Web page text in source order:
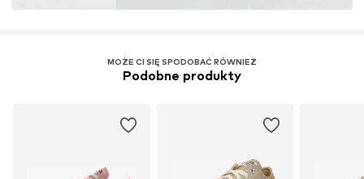
MOŻE CI SIĘ SPODOBAĆ RÓWNIEŻ
Podobne produkty